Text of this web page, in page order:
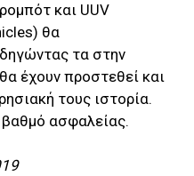
και UUV
θα
τα στην
έχουν προστεθεί και
τους ιστορία.
ασφαλείας.